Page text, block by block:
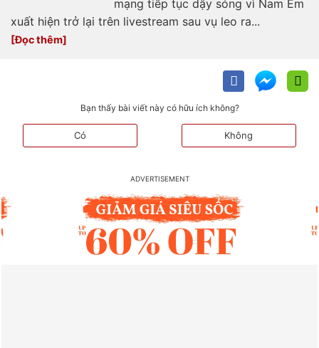
mạng tiếp tục dậy sóng vì Nam Em
xuất hiện trở lại trên livestream sau vụ leo ra...
Bạn thấy bài viết này có hữu ích không?
Có Không